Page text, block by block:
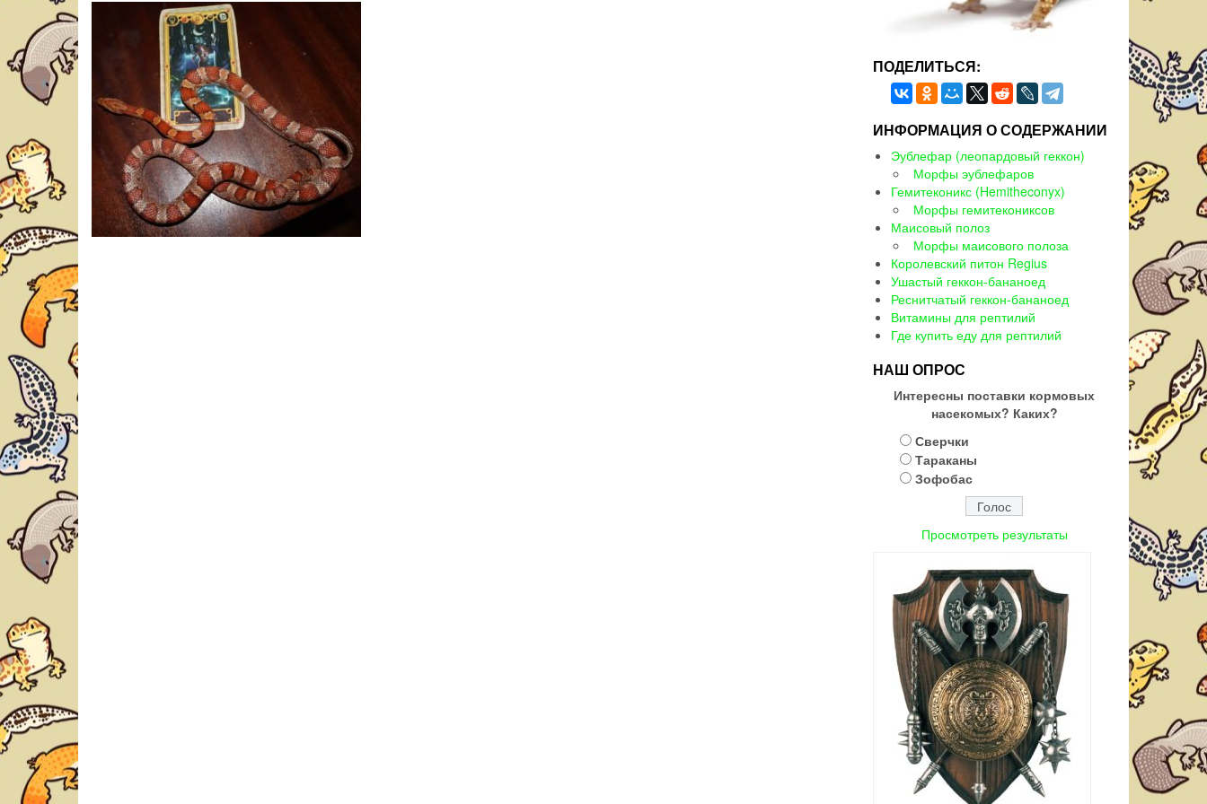
ПОДЕЛИТЬСЯ:
ИНФОРМАЦИЯ О СОДЕРЖАНИИ
Эублефар (леопардовый геккон)
Морфы эублефаров
Гемитеконикс (Hemitheconyx)
Морфы гемитекониксов
Маисовый полоз
Морфы маисового полоза
Королевский питон Regius
Ушастый геккон-бананоед
Реснитчатый геккон-бананоед
Витамины для рептилий
Где купить еду для рептилий
НАШ ОПРОС
Интересны поставки кормовых
насекомых? Каких?
Сверчки
Тараканы
Зофобас
Просмотреть результаты